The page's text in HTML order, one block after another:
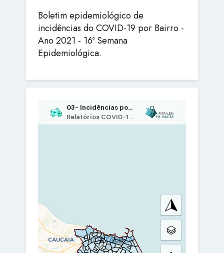
Boletim epidemiológico de
incidências do COVID-19 por Bairro -
Ano 2021 - 16ª Semana
Epidemiológica.